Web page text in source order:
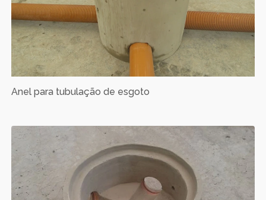
Anel para tubulação de esgoto